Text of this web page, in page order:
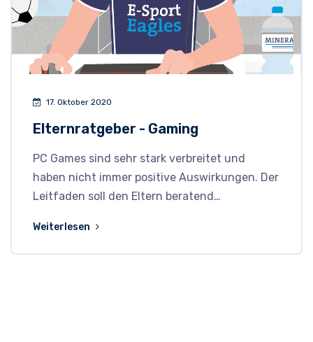
17. Oktober 2020
Elternratgeber - Gaming
PC Games sind sehr stark verbreitet und
haben nicht immer positive Auswirkungen. Der
Leitfaden soll den Eltern beratend…
Weiterlesen